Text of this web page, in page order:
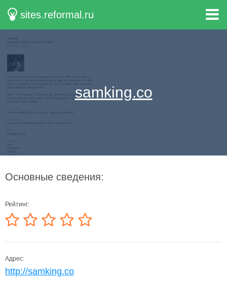
sites.reformal.ru
samking.co
Основные сведения:
Рейтинг:
Адрес:
http://samking.co